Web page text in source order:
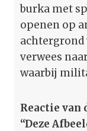
burka met
openen op
achtergrond
verwees
waarbij
Reactie van
“Deze